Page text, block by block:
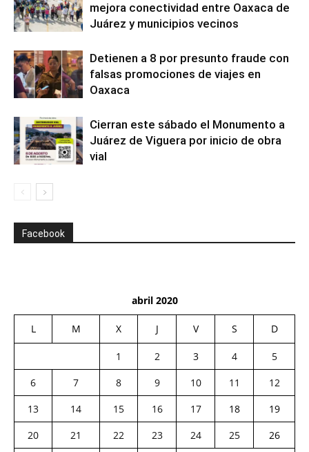
mejora conectividad entre Oaxaca de
Juárez y municipios vecinos
Detienen a 8 por presunto fraude con
falsas promociones de viajes en
Oaxaca
Cierran este sábado el Monumento a
Juárez de Viguera por inicio de obra
vial
Facebook
abril 2020
L M X J V S D
1 2 3 4
5
6
7 8 9 10 11
12
13
14 15 16 17 18
19
20
21 22 23 24 25
26